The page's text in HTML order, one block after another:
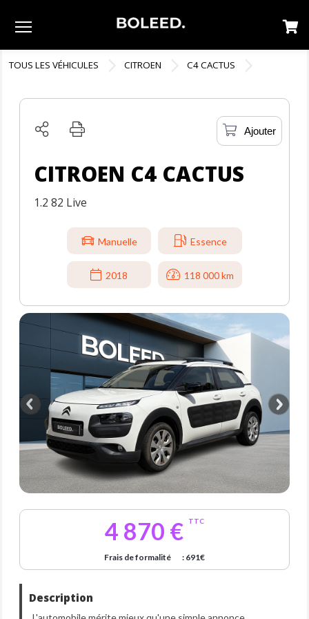
TOUS LES VÉHICULES CITROEN C4 CACTUS
Ajouter
CITROEN C4 CACTUS
1.2 82 Live
Manuelle Essence
2018 118 000 km
4 870 € TTC
Frais de formalité : 691€
Description